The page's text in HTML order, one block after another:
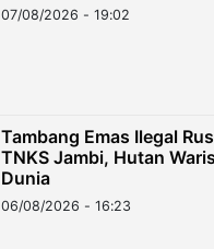
07/08/2026 - 19:02
Tambang Emas Ilegal
TNKS Jambi, Hutan
Dunia
06/08/2026 - 16:23